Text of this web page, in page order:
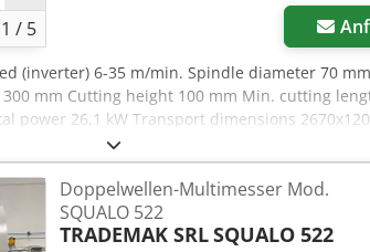
1 / 5
(inverter) 6-35 m/min. Spindle diameter 70
mm Cutting height 100 mm Min. cutting
power 26,1 kW Transport dimensions
Doppelwellen-Multimesser Mod.
SQUALO 522
TRADEMAK SRLSQUALO 522